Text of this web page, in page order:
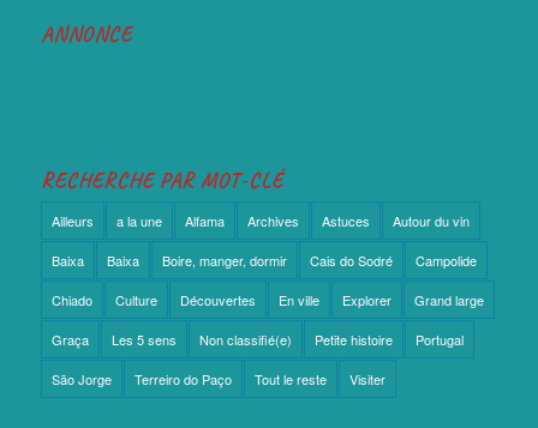
ANNONCE
RECHERCHE PAR MOT-CLÉ
Ailleurs a la une Alfama Archives Astuces Autour du vin
Baixa Baixa Boire, manger, dormir Cais do Sodré Campolide
Chiado Culture Découvertes En ville Explorer Grand large
Graça Les 5 sens Non classifié(e) Petite histoire Portugal
São Jorge Terreiro do Paço Tout le reste Visiter